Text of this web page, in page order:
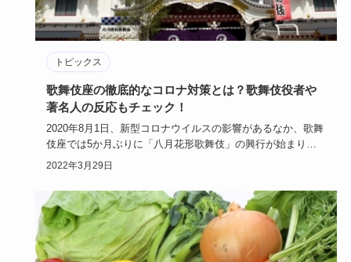
トピックス
歌舞伎座の徹底的なコロナ対策とは？歌舞伎役者や
著名人の反応もチェック！
2020年8月1日、新型コロナウイルスの影響があるなか、歌舞
伎座では5か月ぶりに「八月花形歌舞伎」の興行が始まりま
した。現…
2022年3月29日